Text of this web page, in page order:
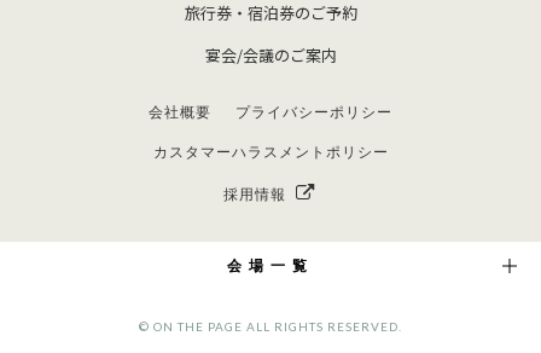
旅行券・宿泊券のご予約
宴会/会議のご案内
会社概要 プライバシーポリシー
カスタマーハラスメントポリシー
採用情報
会場一覧
© ON THE PAGE ALL RIGHTS RESERVED.